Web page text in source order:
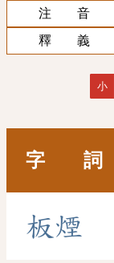
注 音
釋 義
小
字 詞
板煙